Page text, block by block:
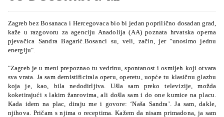
Zagreb bez Bosanaca i Hercegovaca bio bi jedan poprilično dosadan grad,
kaže u razgovoru za agenciju Anadolija (AA) poznata hrvatska operna
pjevačica Sandra Bagarić.Bosanci su, veli, začin, jer "unosimo jednu
energiju".
"Zagreb je u meni prepoznao tu vedrinu, spontanost i osmijeh koji otvara
sva vrata. Ja sam demistificirala operu, operetu, uopće tu klasičnu glazbu
koja je, kao, bila nedodirljiva. Ušla sam preko televizije, možda
koketirajući s lakim žanrovima, ali došla sam i do one kumice na placu.
Kada idem na plac, diraju me i govore: ‘Naša Sandra’. Ja sam, dakle,
njihova. Pričam s njima o receptima. Kažem da nisam primadona, ja sam